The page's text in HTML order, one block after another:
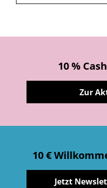
10 %
Zur
10 €
Jetzt